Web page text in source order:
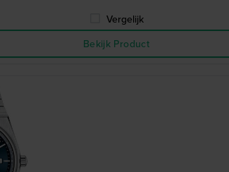
Vergelijk
Bekijk Product